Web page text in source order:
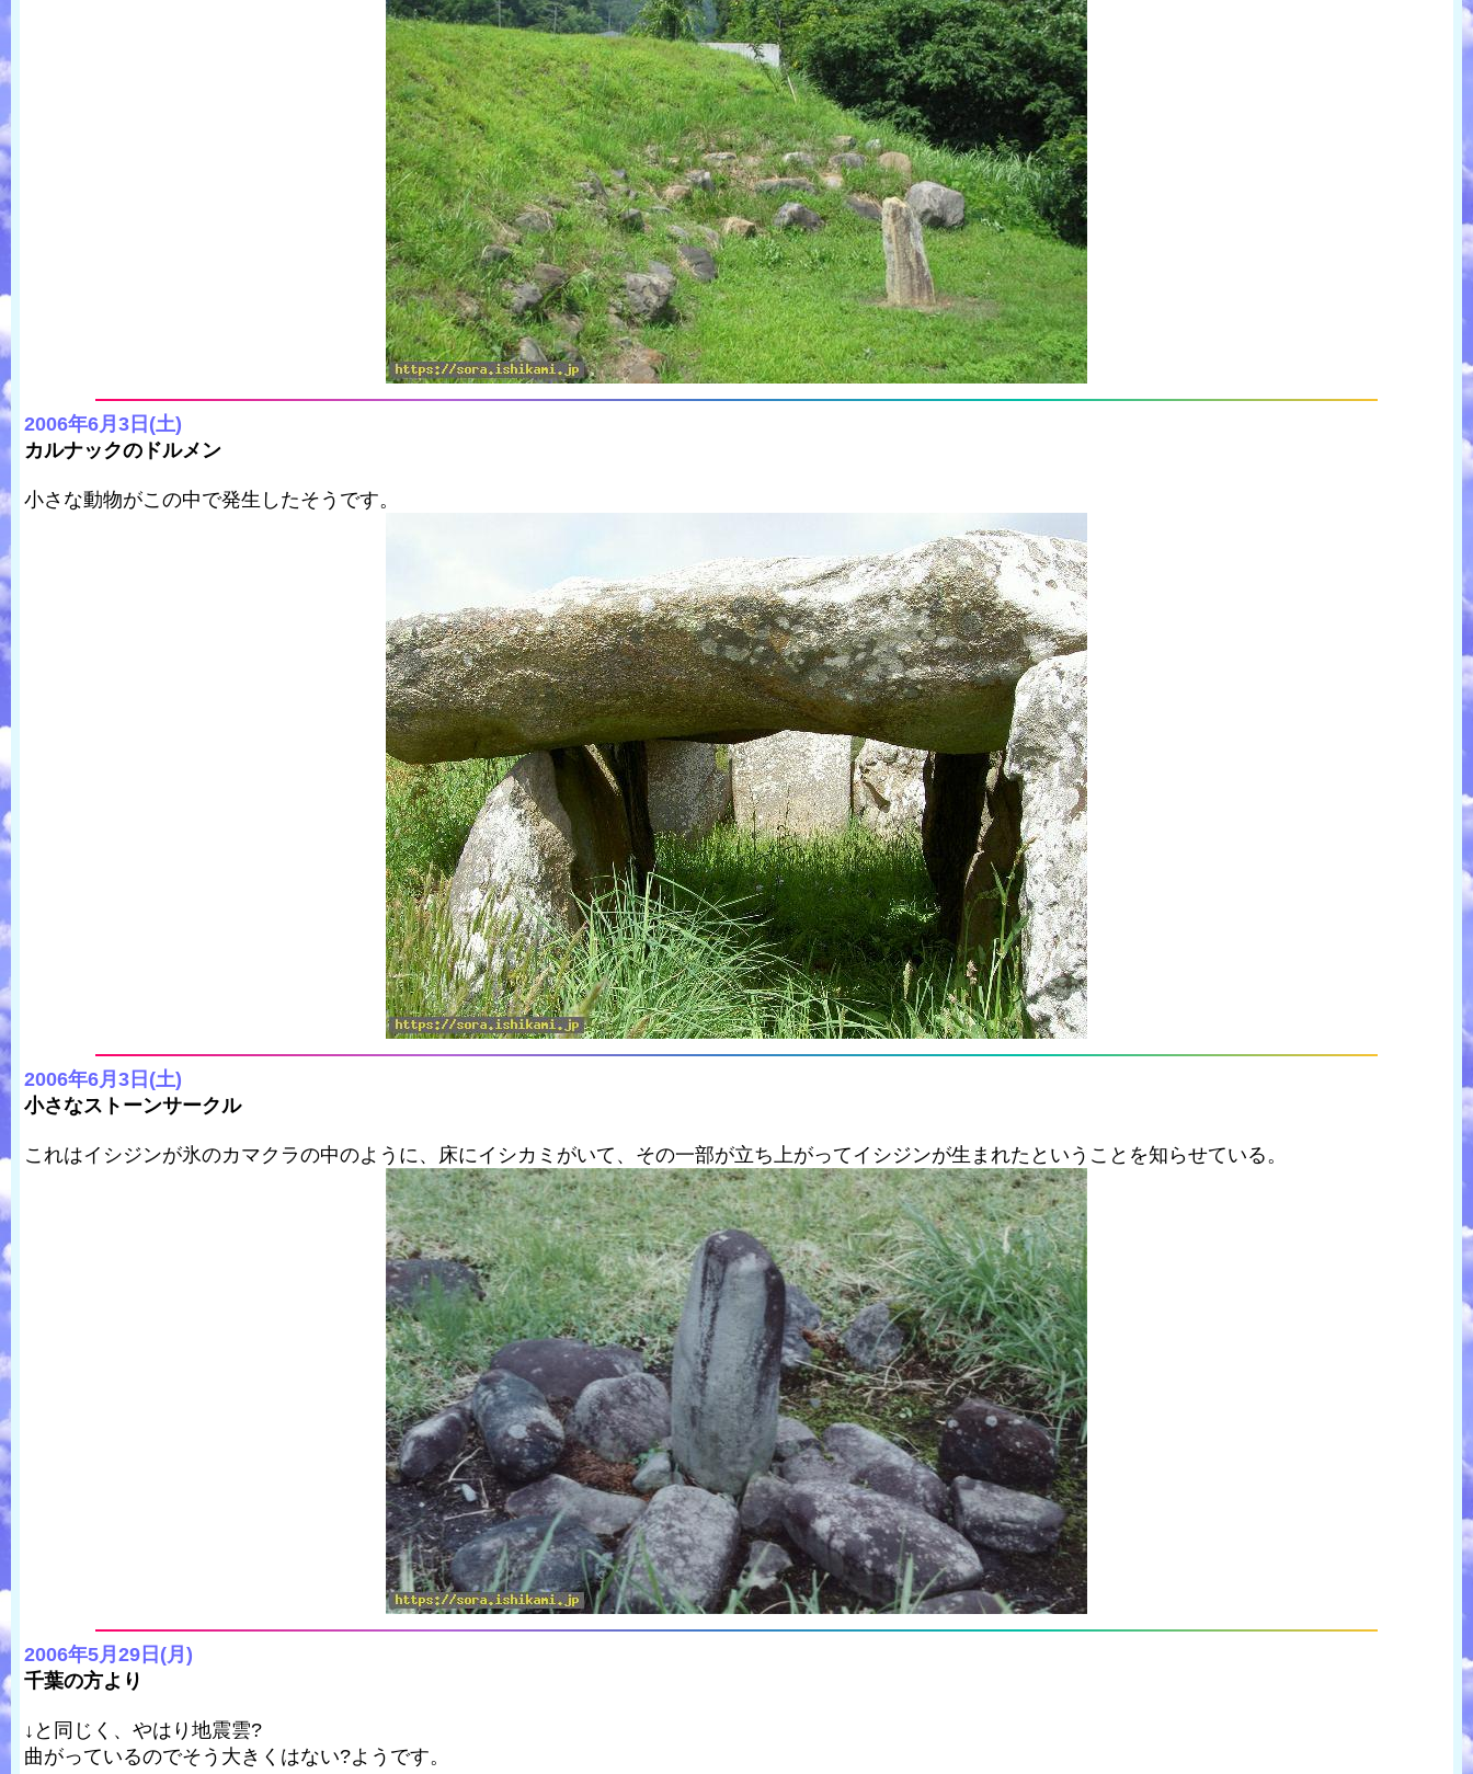
2006年6月3日(土)
カルナックのドルメン
小さな動物がこの中で発生したそうです。
2006年6月3日(土)
小さなストーンサークル
これはイシジンが氷のカマクラの中のように、床にイシカミがいて、その一部が立ち上がってイシジンが生まれたということを知らせている。
2006年5月29日(月)
千葉の方より
↓と同じく、やはり地震雲?
曲がっているのでそう大きくはない?ようです。